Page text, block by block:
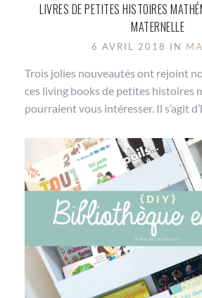
LIVRES DE PETITES HISTOIRES
MATERNELLE
6 AVRIL 2018 IN
Trois jolies nouveautés ont rejoint
ces living books de petites histoires
pourraient vous intéresser. Il s’agit